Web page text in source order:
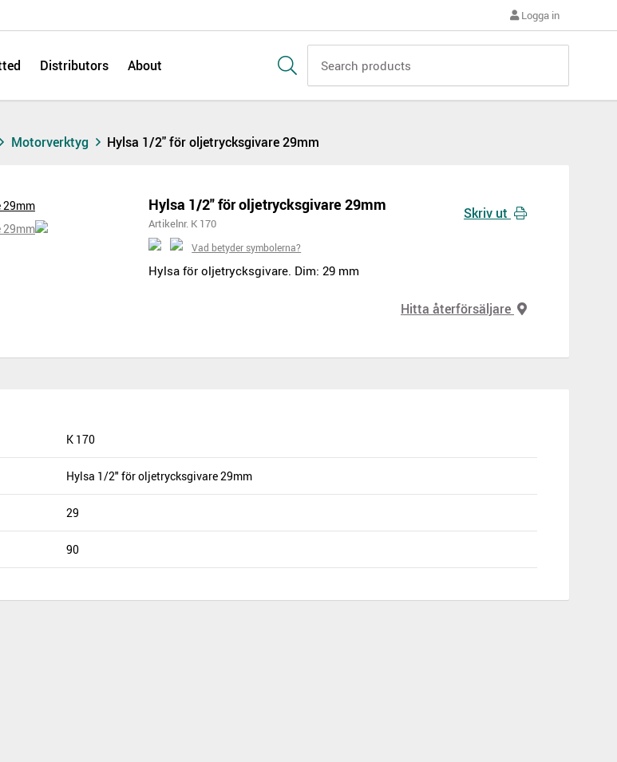
Logga in
Distributors About
Motorverktyg Hylsa 1/2" för oljetrycksgivare 29mm
Hylsa 1/2" för oljetrycksgivare 29mm
Artikelnr. K 170
Vad betyder symbolerna?
Hylsa för oljetrycksgivare. Dim: 29 mm
Skriv ut
Hitta återförsäljare
K 170
Hylsa 1/2" för oljetrycksgivare 29mm
29
90